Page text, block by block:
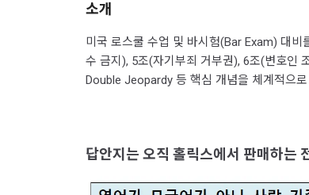
소개
미국 로스쿨 수업 및 바시험(Bar Exam) 대비
수 금지), 5조(자기부죄 거부권), 6조(변호인
Double Jeopardy 등 핵심 개념을 체계적으
답안지는 오직 홀릭스에서 판매하는